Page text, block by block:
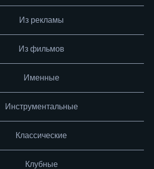
Из рекламы
Из фильмов
Именные
Инструментальные
Классические
Клубные